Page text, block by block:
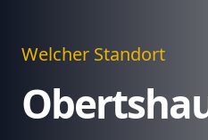
Welcher Standort